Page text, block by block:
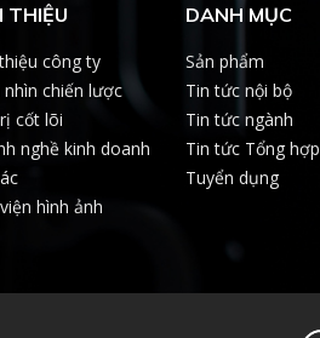
THIỆU
công ty
nhìn chiến lược
cốt lõi
nghề kinh doanh
hình ảnh
DANH MỤC
Sản phẩm
Tin tức nội bộ
Tin tức ngành
Tin tức Tổng hợp
Tuyển dụng